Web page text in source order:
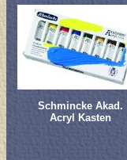
Schmincke Akad.
Acryl Kasten